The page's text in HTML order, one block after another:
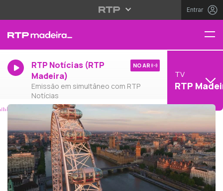
Entrar
RTP Notícias (RTP
Madeira)
Emissão em simultâneo com RTP
Notícias
NO AR
TV
RTP